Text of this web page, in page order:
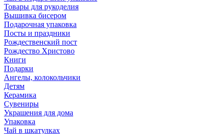
Товары для рукоделия
Вышивка бисером
Подарочная упаковка
Посты и праздники
Рождественский пост
Рождество Христово
Книги
Подарки
Ангелы, колокольчики
Детям
Керамика
Сувениры
Украшения для дома
Упаковка
Чай в шкатулках